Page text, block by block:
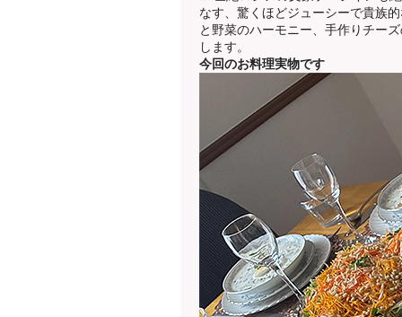
なす、驚くほどジューシーで貴族
と野菜のハーモニー、手作りチー
します。
今回のお料理実物です